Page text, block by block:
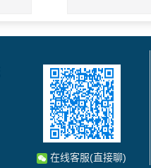
在线客服(直接聊)